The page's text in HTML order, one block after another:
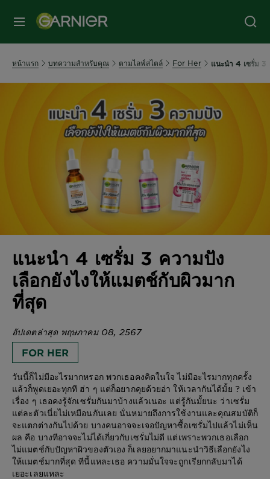
หน้าแรก บทความสำหรับคุณ ตามไลฟ์สไตล์ For Her แนะนำ 4 เซรั่ม 3
แนะนำ 4 เซรั่ม 3 ความปัง
เลือกยังไงให้แมตช์กับผิวมาก
ที่สุด
อัปเดตล่าสุด พฤษภาคม 08, 2567
FOR HER
วันนี้ก็ไม่มีอะไรมากหรอก พวกเธอคงคิดในใจ ไม่มีอะไรมากทุกครั้ง
แล้วก็พูดเยอะทุกที ฮ่า ๆ แต่ก็อยากคุยด้วยอ่า ให้เวลากันได้มั้ย ? เข้า
เรื่อง ๆ เธอคงรู้จักเซรั่มกันมาบ้างแล้วเนอะ แต่รู้กันมั้ยนะ ว่าเซรั่ม
แต่ละตัวเนี่ยไม่เหมือนกันเลย นั่นหมายถึงการใช้งานและคุณสมบัติก็
จะแตกต่างกันไปด้วย บางคนอาจจะเจอปัญหาซื้อเซรั่มไปแล้วไม่เห็น
ผล คือ บางทีอาจจะไม่ได้เกี่ยวกับเซรั่มไม่ดี แต่เพราะพวกเธอเลือก
ไม่แมตช์กับปัญหาผิวของตัวเอง ก็เลยอยากมาแนะนำวิธีเลือกยังไง
ให้แมตช์มากที่สุด ทีนี้แหละเธอ ความมั่นใจจะถูกเรียกกลับมาได้
เยอะเลยแหละ